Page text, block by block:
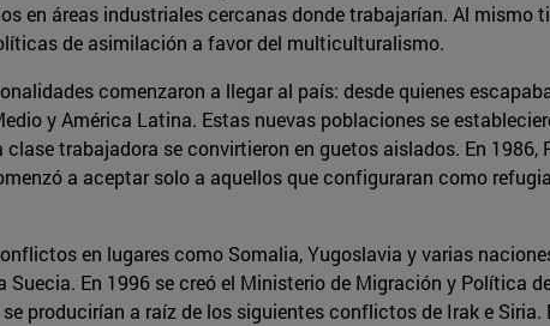
en áreas industriales cercanas donde trabajarían. Al mismo
de asimilación a favor del multiculturalismo.
comenzaron a llegar al país: desde quienes
y América Latina. Estas nuevas poblaciones se
trabajadora se convirtieron en guetos aislados. En 1986,
a aceptar solo a aquellos que configuraran como
en lugares como Somalia, Yugoslavia y varias
En 1996 se creó el Ministerio de Migración y Política
producirían a raíz de los siguientes conflictos de Irak e Siria.